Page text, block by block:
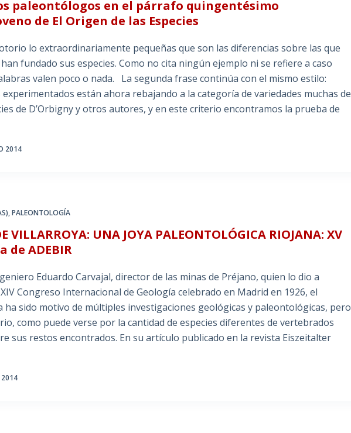
paleontólogos en el párrafo quingentésimo
de El Origen de las Especies
lo extraordinariamente pequeñas que son las diferencias sobre las que
fundado sus especies. Como no cita ningún ejemplo ni se refiere a caso
valen poco o nada. La segunda frase continúa con el mismo estilo:
están ahora rebajando a la categoría de variedades muchas de
de D’Orbigny y otros autores, y en este criterio encontramos la prueba de
2014
,PALEONTOLOGÍA
VILLARROYA: UNA JOYA PALEONTOLÓGICA RIOJANA: XV
de ADEBIR
Eduardo Carvajal, director de las minas de Préjano, quien lo dio a
Congreso Internacional de Geología celebrado en Madrid en 1926, el
ha sido motivo de múltiples investigaciones geológicas y paleontológicas, pero
como puede verse por la cantidad de especies diferentes de vertebrados
sus restos encontrados. En su artículo publicado en la revista Eiszeitalter
2014